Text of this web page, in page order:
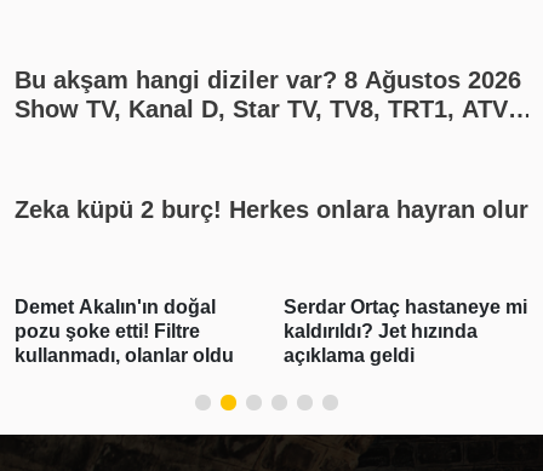
Bu akşam hangi diziler var? 8 Ağustos 2026
Show TV, Kanal D, Star TV, TV8, TRT1, ATV
Zeka küpü 2 burç! Herkes onlara hayran olur
Akalın'ın doğal
şoke etti! Filtre
olanlar oldu
Serdar Ortaç hastaneye mi
kaldırıldı? Jet hızında
açıklama geldi